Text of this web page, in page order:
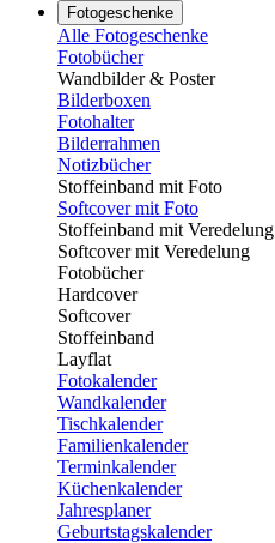
Fotogeschenke
Alle Fotogeschenke
Fotobücher
Wandbilder & Poster
Bilderboxen
Fotohalter
Bilderrahmen
Notizbücher
Stoffeinband mit Foto
Softcover mit Foto
Stoffeinband mit Veredelung
Softcover mit Veredelung
Fotobücher
Hardcover
Softcover
Stoffeinband
Layflat
Fotokalender
Wandkalender
Tischkalender
Familienkalender
Terminkalender
Küchenkalender
Jahresplaner
Geburtstagskalender